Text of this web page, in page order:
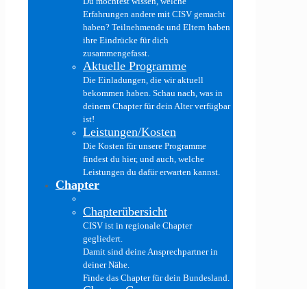
Erfahrungen andere mit CISV gemacht
haben? Teilnehmende und Eltern haben
ihre Eindrücke für dich
zusammengefasst.
Aktuelle Programme
Die Einladungen, die wir aktuell
bekommen haben. Schau nach, was in
deinem Chapter für dein Alter verfügbar
ist!
Leistungen/Kosten
Die Kosten für unsere Programme
findest du hier, und auch, welche
Leistungen du dafür erwarten kannst.
Chapter
Chapterübersicht
CISV ist in regionale Chapter
gegliedert.
Damit sind deine Ansprechpartner in
deiner Nähe.
Finde das Chapter für dein Bundesland.